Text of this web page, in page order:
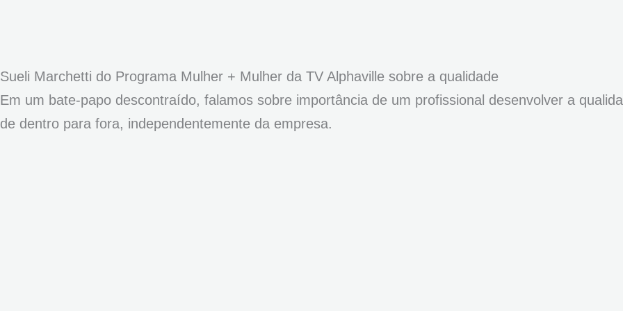
Sueli Marchetti do Programa Mulher + Mulher da TV Alphaville sobre a qualidade
Em um bate-papo descontraído, falamos sobre importância de um profissional desenvolver a
de dentro para fora, independentemente da empresa.